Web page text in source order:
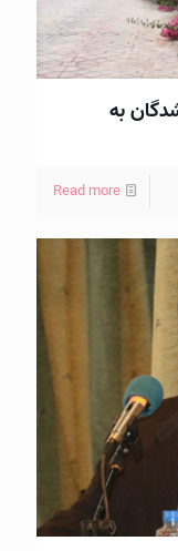
به
Read more